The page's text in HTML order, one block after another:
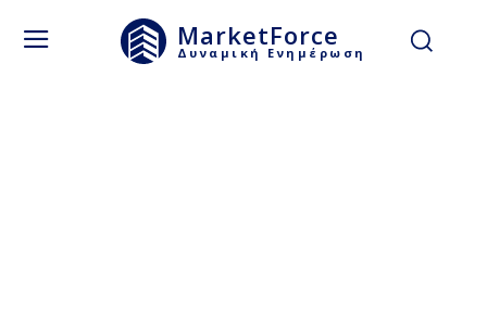
MarketForce
Δυναμική Ενημέρωση